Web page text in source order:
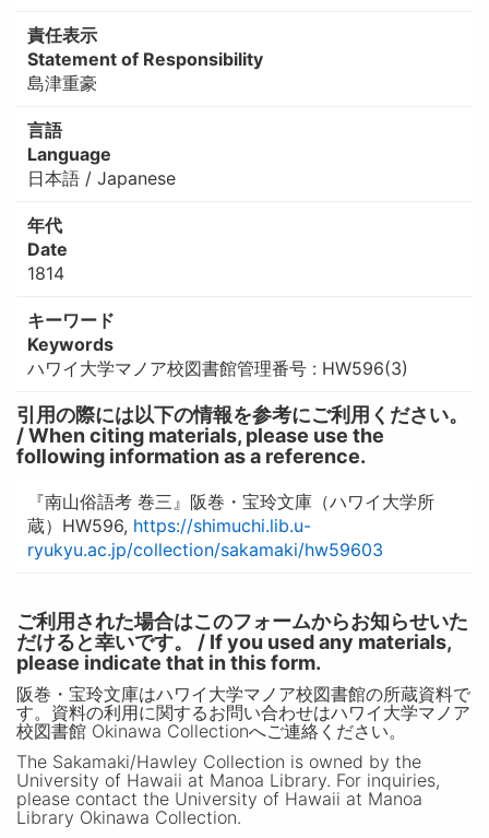
責任表示
Statement of Responsibility
島津重豪
言語
Language
日本語 / Japanese
年代
Date
1814
キーワード
Keywords
ハワイ大学マノア校図書館管理番号 : HW596(3)
引用の際には以下の情報を参考にご利用ください。
/ When citing materials, please use the
following information as a reference.
『南山俗語考 巻三』阪巻・宝玲文庫（ハワイ大学所
蔵）HW596, https://shimuchi.lib.u-
ryukyu.ac.jp/collection/sakamaki/hw59603
ご利用された場合はこのフォームからお知らせいた
だけると幸いです。 / If you used any materials,
please indicate that in this form.
阪巻・宝玲文庫はハワイ大学マノア校図書館の所蔵資料で
す。資料の利用に関するお問い合わせはハワイ大学マノア
校図書館 Okinawa Collectionへご連絡ください。
The Sakamaki/Hawley Collection is owned by the
University of Hawaii at Manoa Library. For inquiries,
please contact the University of Hawaii at Manoa
Library Okinawa Collection.